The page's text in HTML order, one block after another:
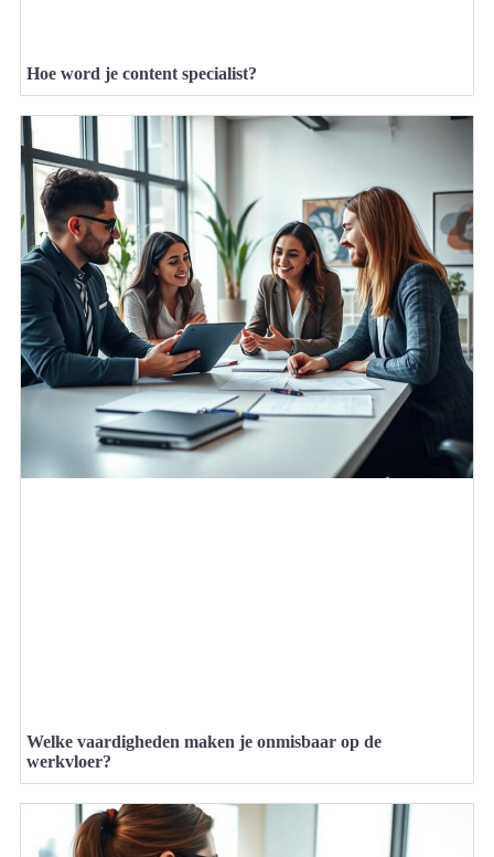
Hoe word je content specialist?
Welke vaardigheden maken je onmisbaar op de
werkvloer?